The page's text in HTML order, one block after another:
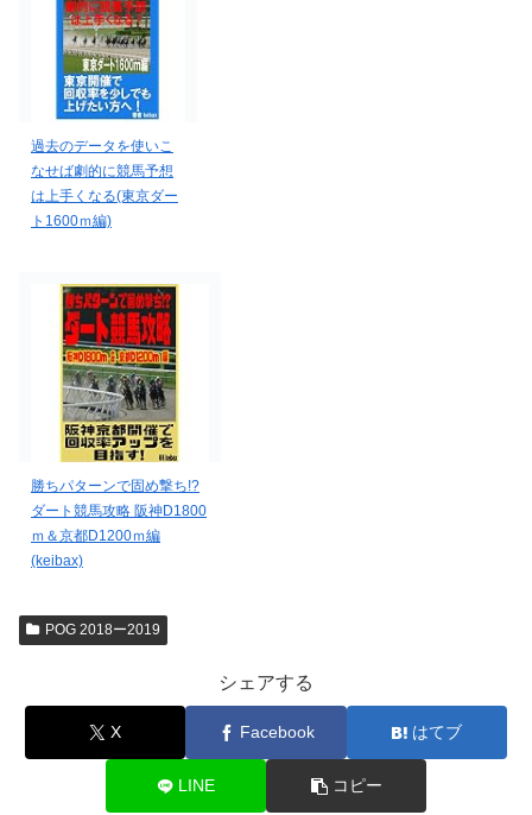
過去のデータを使いこ
なせば劇的に競馬予想
は上手くなる(東京ダー
ト1600ｍ編)
勝ちパターンで固め撃ち!?
ダート競馬攻略 阪神D1800
ｍ＆京都D1200ｍ編
(keibax)
POG 2018ー2019
シェアする
X Facebook はてブ
LINE コピー